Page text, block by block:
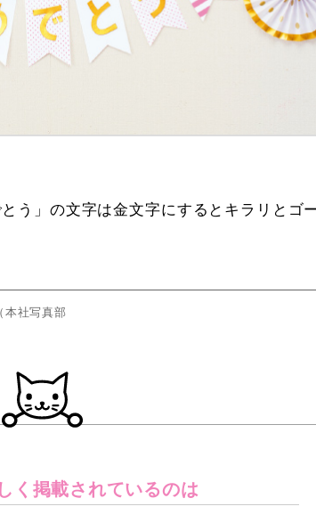
う」の文字は金文字にするとキラリとゴ
社写真部
く 掲載されているのは